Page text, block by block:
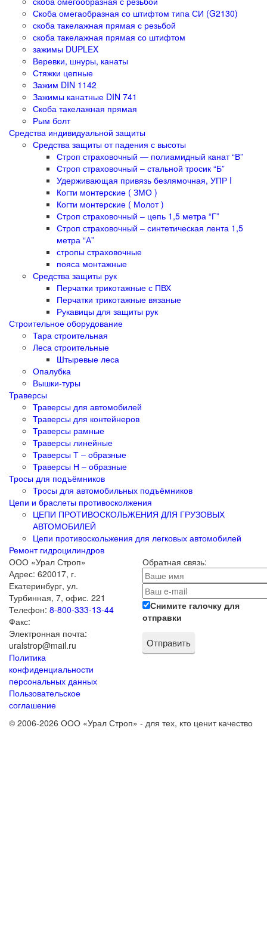
Скоба омегаобразная со штифтом типа СИ (G2130)
скоба такелажная прямая с резьбой
скоба такелажная прямая со штифтом
зажимы DUPLEX
Веревки, шнуры, канаты
Стяжки цепные
Зажим DIN 1142
Зажимы канатные DIN 741
Скоба такелажная прямая
Рым болт
Средства индивидуальной защиты
Средства защиты от падения с высоты
Строп страховочный — полиамидный канат “В”
Строп страховочный – стальной тросик “Б”
Удерживающая привязь безлямочная, УПР I
Когти монтерские ( ЗМО )
Когти монтерские ( Молот )
Строп страховочный – цепь 1,5 метра “Г”
Строп страховочный – синтетическая лента 1,5
метра “А”
стропы страховочные
пояса монтажные
Средства защиты рук
Перчатки трикотажные с ПВХ
Перчатки трикотажные вязаные
Рукавицы для защиты рук
Строительное оборудование
Тара строительная
Леса строительные
Штыревые леса
Опалубка
Вышки-туры
Траверсы
Траверсы для автомобилей
Траверсы для контейнеров
Траверсы рамные
Траверсы линейные
Траверсы Т – образные
Траверсы Н – образные
Тросы для подъёмников
Тросы для автомобильных подъёмников
Цепи и браслеты противосколжения
ЦЕПИ ПРОТИВОСКОЛЬЖЕНИЯ ДЛЯ ГРУЗОВЫХ
АВТОМОБИЛЕЙ
Цепи противоскольжения для легковых автомобилей
Ремонт гидроцилиндров
ООО «Урал Строп»
Адрес: 620017, г.
Екатеринбург, ул.
Турбинная, 7, офис. 221
Телефон: 8-800-333-13-44
Факс:
Электронная почта:
uralstrop@mail.ru
Политика
конфиденциальности
персональных данных
Пользовательское
соглашение
Обратная связь:
Снимите галочку для
отправки
© 2006-2026 ООО «Урал Строп» - для тех, кто ценит качество